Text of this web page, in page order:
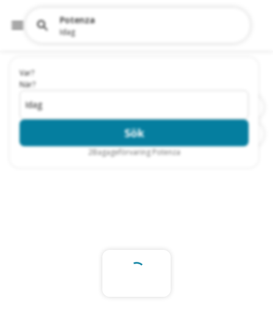
Var?
När?
Idag
Sök
2Bagageförvaring Potenza
Potenza
Idag